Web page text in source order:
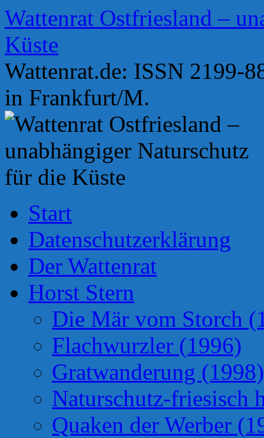
Zum
Inhalt
springen
Wattenrat Ostfriesland –
Küste
Wattenrat.de: ISSN 2199-
in Frankfurt/M.
Start
Datenschutzerklärung
Der Wattenrat
Horst Stern
Die Mär vom Storch
Flachwurzler (1996)
Gratwanderung (1998)
Naturschutz-friesisch
Quaken der Werber